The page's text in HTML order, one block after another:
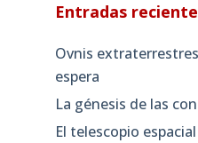
Entradas
Ovnis
espera
La génesis de las
El telescopio